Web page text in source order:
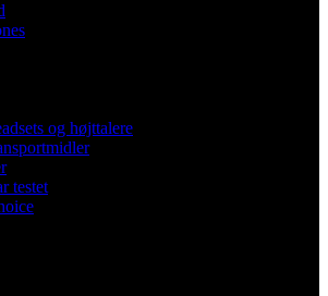
og højttalere
testet